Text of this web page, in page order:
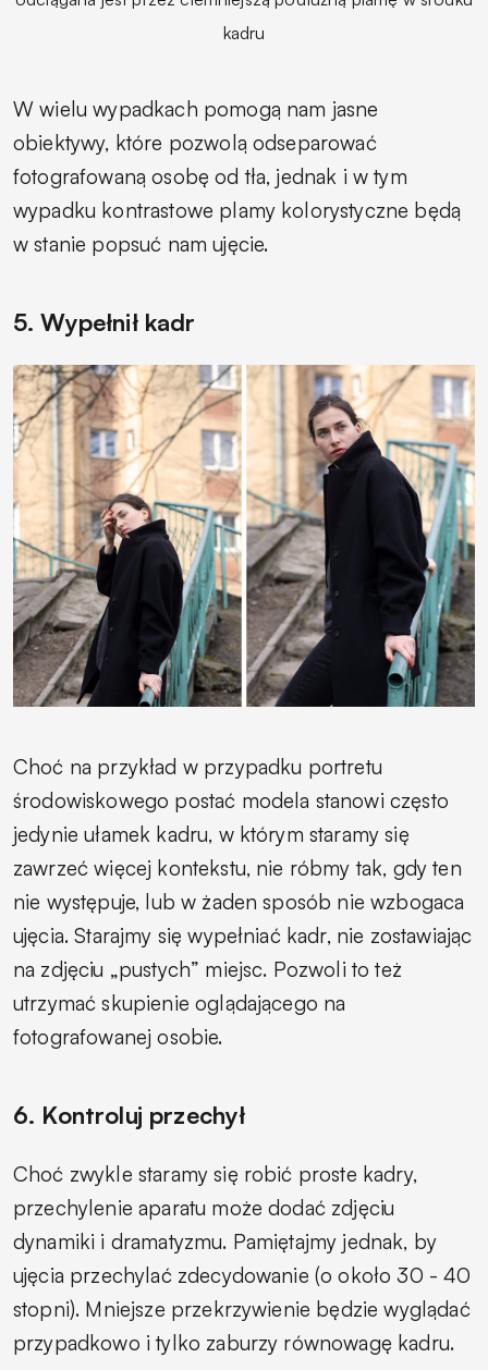
kadru
W wielu wypadkach pomogą nam jasne
obiektywy, które pozwolą odseparować
fotografowaną osobę od tła, jednak i w tym
wypadku kontrastowe plamy kolorystyczne będą
w stanie popsuć nam ujęcie.
5. Wypełnił kadr
Choć na przykład w przypadku portretu
środowiskowego postać modela stanowi często
jedynie ułamek kadru, w którym staramy się
zawrzeć więcej kontekstu, nie róbmy tak, gdy ten
nie występuje, lub w żaden sposób nie wzbogaca
ujęcia. Starajmy się wypełniać kadr, nie zostawiając
na zdjęciu „pustych” miejsc. Pozwoli to też
utrzymać skupienie oglądającego na
fotografowanej osobie.
6. Kontroluj przechył
Choć zwykle staramy się robić proste kadry,
przechylenie aparatu może dodać zdjęciu
dynamiki i dramatyzmu. Pamiętajmy jednak, by
ujęcia przechylać zdecydowanie (o około 30 - 40
stopni). Mniejsze przekrzywienie będzie wyglądać
przypadkowo i tylko zaburzy równowagę kadru.